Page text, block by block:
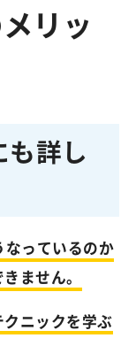
リッ
も詳し
なっているのか
ません。
ニックを学ぶ